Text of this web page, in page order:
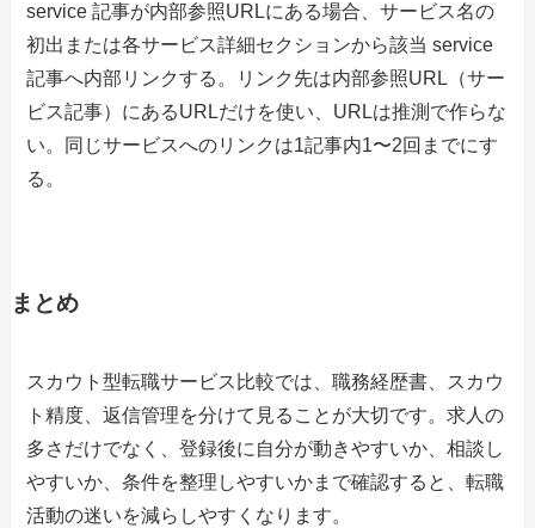
service 記事が内部参照URLにある場合、サービス名の
初出または各サービス詳細セクションから該当 service
記事へ内部リンクする。リンク先は内部参照URL（サー
ビス記事）にあるURLだけを使い、URLは推測で作らな
い。同じサービスへのリンクは1記事内1〜2回までにす
る。
まとめ
スカウト型転職サービス比較では、職務経歴書、スカウ
ト精度、返信管理を分けて見ることが大切です。求人の
多さだけでなく、登録後に自分が動きやすいか、相談し
やすいか、条件を整理しやすいかまで確認すると、転職
活動の迷いを減らしやすくなります。